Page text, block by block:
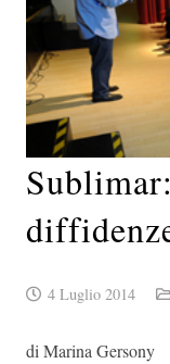
4 Luglio 2014
di Marina Gersony